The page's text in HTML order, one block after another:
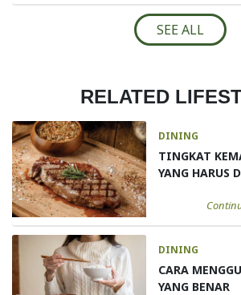
SEE ALL
RELATED
DINING
TINGKAT
YANG HARUS
DINING
CARA
YANG BENAR